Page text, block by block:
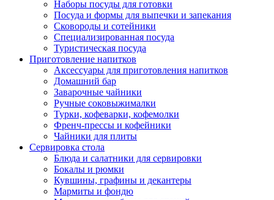
Наборы посуды для готовки
Посуда и формы для выпечки и запекания
Сковороды и сотейники
Специализированная посуда
Туристическая посуда
Приготовление напитков
Аксессуары для приготовления напитков
Домашний бар
Заварочные чайники
Ручные соковыжималки
Турки, кофеварки, кофемолки
Френч-прессы и кофейники
Чайники для плиты
Сервировка стола
Блюда и салатники для сервировки
Бокалы и рюмки
Кувшины, графины и декантеры
Мармиты и фондю